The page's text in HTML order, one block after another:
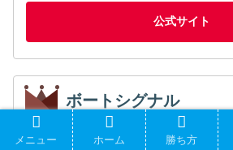
公式サイト
ボートシグナル
メニュー ホーム 勝ち方